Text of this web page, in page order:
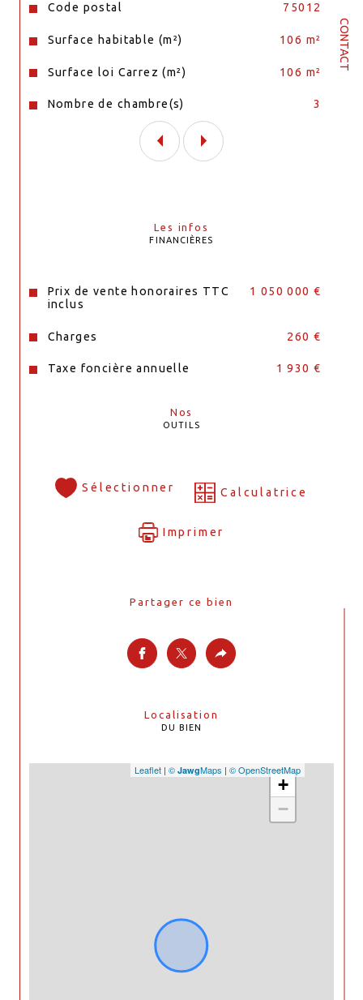
CONTACT
Caractéristiques Valeurs
Code postal 75012
Surface habitable (m²) 106 m²
Surface loi Carrez (m²) 106 m²
Nombre de chambre(s) 3
Les infos
FINANCIÈRES
Prix de vente honoraires TTC
inclus
1 050 000 €
Charges 260 €
Taxe foncière annuelle 1 930 €
Nos
OUTILS
Sélectionner Calculatrice
Imprimer
Partager ce bien
Localisation
DU BIEN
+
−
Leaflet | © JawgMaps | © OpenStreetMap